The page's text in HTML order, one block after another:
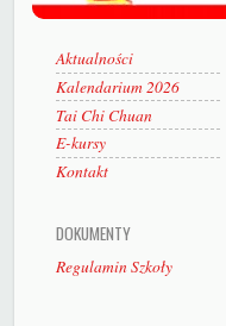
Aktualności
Kalendarium 2026
Tai Chi Chuan
E-kursy
Kontakt
DOKUMENTY
Regulamin Szkoły